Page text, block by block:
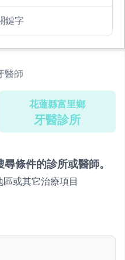
鍵字
醫師
花蓮縣富里鄉
牙醫診所
條件的診所或醫師。
或其它治療項目